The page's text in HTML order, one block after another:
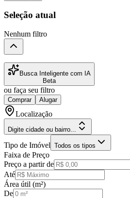
Seleção atual
Nenhum filtro
Busca Inteligente com IA
Beta
ou faça seu filtro
Comprar Alugar
Localização
Digite cidade ou bairro...
Tipo de Imóvel Todos os tipos
Faixa de Preço
Preço a partir de
Até
Área útil (m²)
De